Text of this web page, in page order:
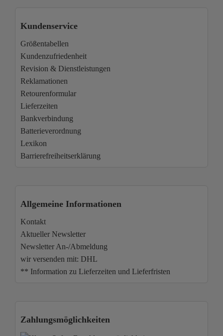
Kundenservice
Größentabellen
Kundenzufriedenheit
Revision & Dienstleistungen
Reklamationen
Retourenformular
Lieferzeiten
Bankverbindung
Batterieverordnung
Lexikon
Barrierefreiheitserklärung
Allgemeine Informationen
Kontakt
Aktueller Newsletter
Newsletter An-/Abmeldung
wir versenden mit: DHL
** Information zu Lieferzeiten und Lieferfristen
Zahlungsmöglichkeiten